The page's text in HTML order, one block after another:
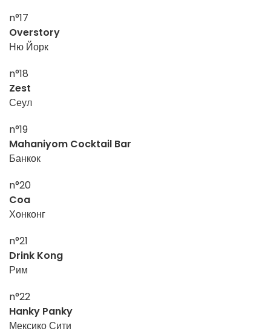
n°17
Overstory
Ню Йорк
n°18
Zest
Сеул
n°19
Mahaniyom Cocktail Bar
Банкок
n°20
Coa
Хонконг
n°21
Drink Kong
Рим
n°22
Hanky Panky
Мексико Сити